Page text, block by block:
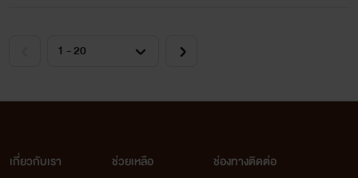
หรือหากต้องการซื้อ E-Book สามารถซื้อได้ทางเว็บ
เกี่ยวกับเรา
ช่วยเหลือ
ช่องทางติดต่อ